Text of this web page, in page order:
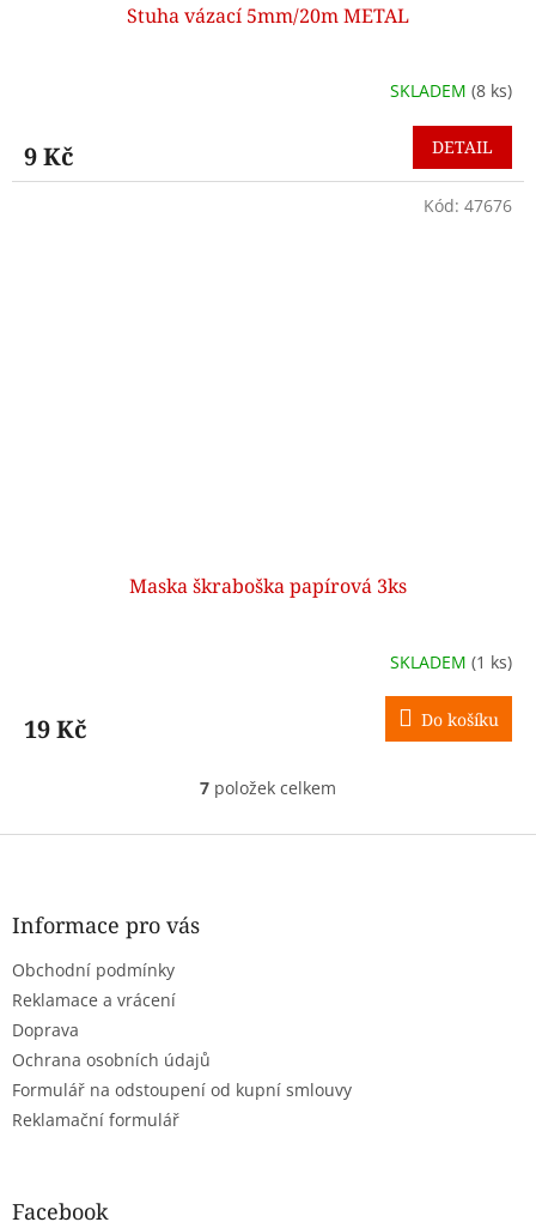
Stuha vázací 5mm/20m METAL
SKLADEM (8 ks)
9 Kč DETAIL
Maska škraboška papírová 3ks
SKLADEM (1 ks)
19 Kč Do košíku
Kód: 47676
O
l
v
7 položek celkem
Z
Informace pro vás
Obchodní podmínky
Reklamace a vrácení
Doprava
Ochrana osobních údajů
Formulář na odstoupení od kupní smlouvy
Reklamační formulář
Facebook